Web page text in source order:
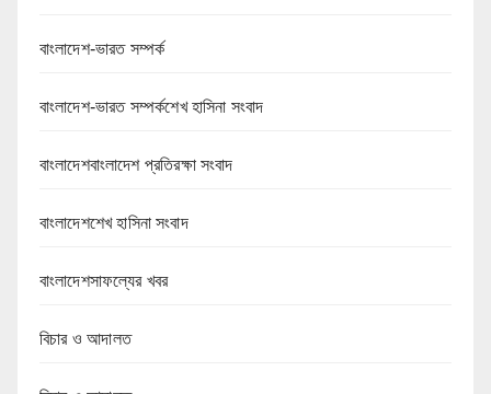
বাংলাদেশ-ভারত সম্পর্ক
বাংলাদেশ-ভারত সম্পর্কশেখ হাসিনা সংবাদ
বাংলাদেশবাংলাদেশ প্রতিরক্ষা সংবাদ
বাংলাদেশশেখ হাসিনা সংবাদ
বাংলাদেশসাফল্যের খবর
বিচার ও আদালত